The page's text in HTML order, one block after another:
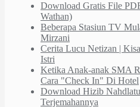
Download Gratis File
Wathan)
Beberapa Stasiun TV
Mirzani
Cerita Lucu Netizan |
Istri
Ketika Anak-anak SMA
Cara "Check In" Di Hotel
Download Hizib
Terjemahannya